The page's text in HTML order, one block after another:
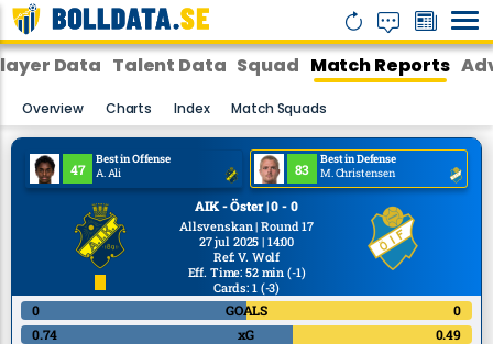
Data Talent Data Squad Match Reports
Overview Charts Index Match Squads
AIK - Öster | 0 - 0
Allsvenskan | Round 17
27 jul 2025 | 14:00
Ref:V. Wolf
Eff. Time: 52 min (-1)
Cards: 1 (-3)
47
Best in Offense
A. Ali
83
Best in Defense
M. Christensen
0 GOALS
0
0.74
xG
0.49